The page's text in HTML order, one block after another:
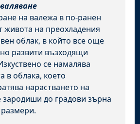
на валежа в по-ранен
живота на преохладения
облак, в който все още
развити възходящи
се намалява
в облака, което
нарастването на
зародиши до градови зърна